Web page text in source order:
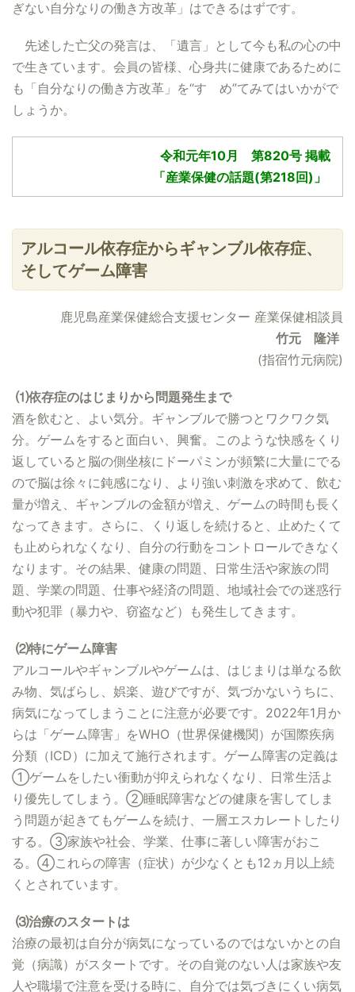
ぎない自分なりの働き方改革」はできるはずです。
先述した亡父の発言は、「遺言」として今も私の心の中
で生きています。会員の皆様、心身共に健康であるために
も「自分なりの働き方改革」を“すゝめ”てみてはいかがで
しょうか。
令和元年10月 第820号 掲載
「産業保健の話題(第218回)」
アルコール依存症からギャンブル依存症、
そしてゲーム障害
鹿児島産業保健総合支援センター 産業保健相談員
竹元 隆洋
(指宿竹元病院)
⑴依存症のはじまりから問題発生まで
酒を飲むと、よい気分。ギャンブルで勝つとワクワク気
分。ゲームをすると面白い、興奮。このような快感をくり
返していると脳の側坐核にドーパミンが頻繁に大量にでる
ので脳は徐々に鈍感になり、より強い刺激を求めて、飲む
量が増え、ギャンブルの金額が増え、ゲームの時間も長く
なってきます。さらに、くり返しを続けると、止めたくて
も止められなくなり、自分の行動をコントロールできなく
なります。その結果、健康の問題、日常生活や家族の問
題、学業の問題、仕事や経済の問題、地域社会での迷惑行
動や犯罪（暴力や、窃盗など）も発生してきます。
⑵特にゲーム障害
アルコールやギャンブルやゲームは、はじまりは単なる飲
み物、気ばらし、娯楽、遊びですが、気づかないうちに、
病気になってしまうことに注意が必要です。2022年1月か
らは「ゲーム障害」をWHO（世界保健機関）が国際疾病
分類（ICD）に加えて施行されます。ゲーム障害の定義は
①ゲームをしたい衝動が抑えられなくなり、日常生活よ
り優先してしまう。②睡眠障害などの健康を害してしま
う問題が起きてもゲームを続け、一層エスカレートしたり
する。③家族や社会、学業、仕事に著しい障害がおこ
る。④これらの障害（症状）が少なくとも12ヵ月以上続
くとされています。
⑶治療のスタートは
治療の最初は自分が病気になっているのではないかとの自
覚（病識）がスタートです。その自覚のない人は家族や友
人や職場で注意を受ける時に、自分では気づきにくい病気